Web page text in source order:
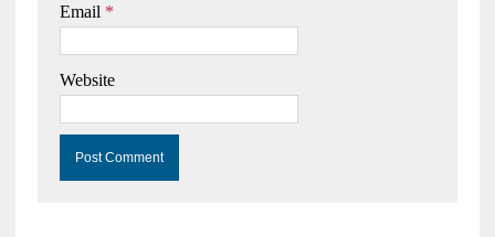
Email *
Website